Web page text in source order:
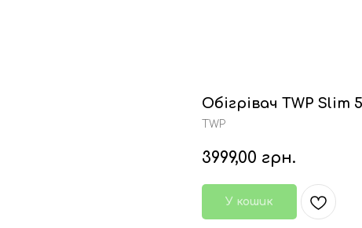
Обігрівач TWP Slim
TWP
3999,00 грн.
У кошик